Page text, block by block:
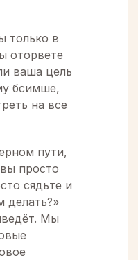
только в
оторвете
ваша цель
бсимше,
на все
пути,
просто
сядьте и
делать?»
Мы